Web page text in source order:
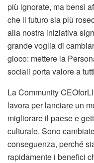
più ignorate, ma bensì
che il futuro sia più
alla nostra iniziativa
grande voglia di
gioco: mettere la
sociali porta valore a
La Community
lavora per lanciare un
migliorare il paese e
culturale. Sono
conseguenza, perché
rapidamente i benefici